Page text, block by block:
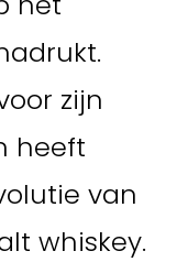
zijn
heeft
van
whiskey.